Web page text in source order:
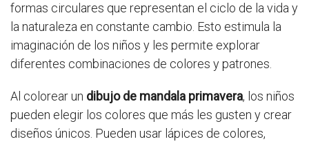
formas circulares que representan el ciclo de la vida y
la naturaleza en constante cambio. Esto estimula la
imaginación de los niños y les permite explorar
diferentes combinaciones de colores y patrones.
Al colorear un dibujo de mandala primavera, los niños
pueden elegir los colores que más les gusten y crear
diseños únicos. Pueden usar lápices de colores,